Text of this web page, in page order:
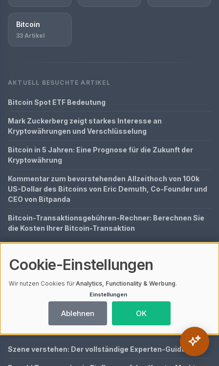
Bitcoin
33 Artikel
AKTUELL BESUCHTE ARTIKEL
Bitcoin Spot ETF Bedeutung
Mark Zuckerberg zeigt starkes Interesse an
Kryptowährungen und Verschlüsselung
Bitcoin in 5 Jahren: Eine Prognose für die Zukunft der
Kryptowährung
Kommentar zum bevorstehenden Allzeithoch von 100k
US-Dollar des Bitcoins von Eric Demuth, Co-Founder und
CEO von Bitpanda
Bitcoin-Transaktionsgebühren-Rechner: Berechnen Sie
die Kosten Ihrer Bitcoin-Transaktion
KI-Tools für Krypto-Analyse und Trading 2026: Nutzen,
Auswahlkriterien und Grenzen
Selbstständig machen mit Kapitaleinkünften:
Businessplan, Finanzplan und Förderung
Szene verstehen: Der vollständige Experten-Guide
Cookie-Einstellungen
Wir nutzen Cookies fürAnalytics, Functionality & Werbung.
Einstellungen
Ablehnen OK